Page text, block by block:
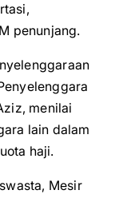
penunjang.
menilai
lain dalam
haji.
Mesir